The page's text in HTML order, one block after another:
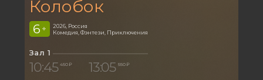
Колобок
6 +
2026, Россия
Комедия, Фэнтези, Приключения
Зал 1
10:45 450 ₽ 13:05 550 ₽